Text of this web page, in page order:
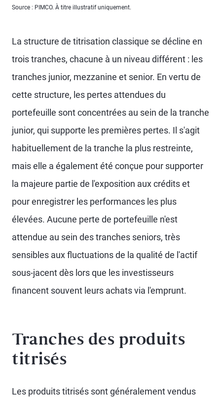
Source : PIMCO. À titre illustratif uniquement.
La structure de titrisation classique se décline en
trois tranches, chacune à un niveau différent : les
tranches junior, mezzanine et senior. En vertu de
cette structure, les pertes attendues du
portefeuille sont concentrées au sein de la tranche
junior, qui supporte les premières pertes. Il s'agit
habituellement de la tranche la plus restreinte,
mais elle a également été conçue pour supporter
la majeure partie de l'exposition aux crédits et
pour enregistrer les performances les plus
élevées. Aucune perte de portefeuille n'est
attendue au sein des tranches seniors, très
sensibles aux fluctuations de la qualité de l'actif
sous-jacent dès lors que les investisseurs
financent souvent leurs achats via l'emprunt.
Tranches des produits
titrisés
Les produits titrisés sont généralement vendus